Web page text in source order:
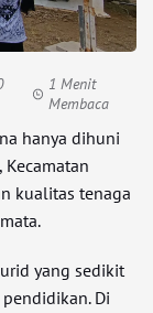
1 Menit
Membaca
hanya dihuni
Kecamatan
kualitas tenaga
yang sedikit
Di